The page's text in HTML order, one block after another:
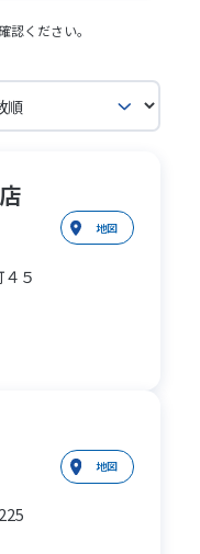
ください。
地図
５
地図